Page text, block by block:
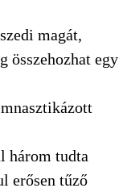
magát,
összehozhat egy
három tudta
erősen tűző